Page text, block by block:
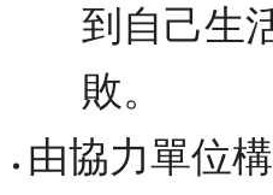
到自己生
敗。
由協力單位